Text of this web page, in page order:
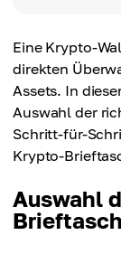
Eine Krypto-
direkten
Assets. In
Auswahl der
Schritt-für-
Krypto-
Auswahl